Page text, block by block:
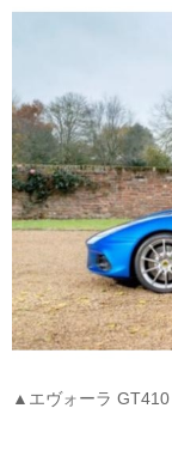
▲エヴォーラ GT410